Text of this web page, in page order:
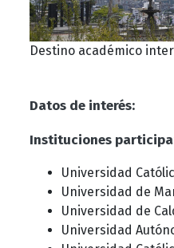
Destino académico
Datos de interés:
Instituciones
Universidad
Universidad de
Universidad de
Universidad